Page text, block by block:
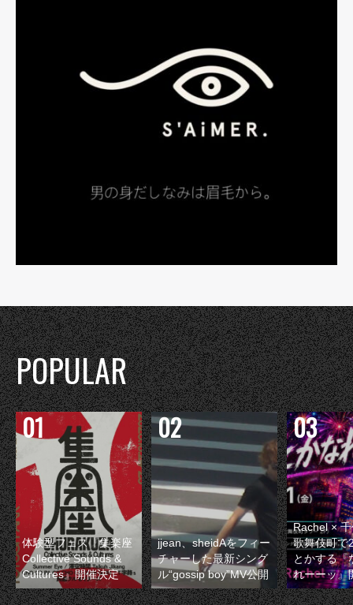
POPULAR
体験型フェス『集楽座
Collective Sounds &
Cultures』開催決定
jjean、sheidAをフィー
チャーした最新シング
ル“gossip boy”MV公開
Rachel ×
歌舞伎町で
とかする『
れーーッ』